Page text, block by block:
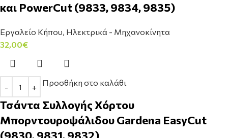
και PowerCut (9833, 9834, 9835)
Εργαλείο Κήπου, Ηλεκτρικά - Μηχανοκίνητα
32,00€
Προσθήκη στο καλάθι
Τσάντα Συλλογής Χόρτου
Μπορντουροψάλιδου Gardena EasyCut
(9830, 9831, 9832)